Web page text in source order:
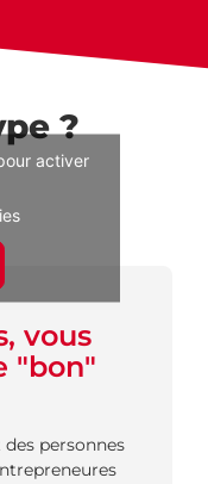
?
activer
vous
"bon"
personnes